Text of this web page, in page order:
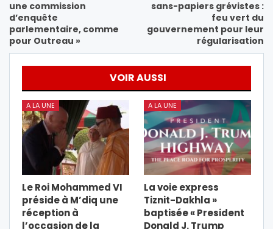
une commission
d’enquête
parlementaire, comme
pour Outreau »
sans-papiers grévistes :
feu vert du
gouvernement pour leur
régularisation
VOIR AUSSI
A LA UNE
Le Roi Mohammed VI
préside à M’diq une
réception à
l’occasion de la
A LA UNE
La voie express
Tiznit-Dakhla »
baptisée « President
Donald J. Trump